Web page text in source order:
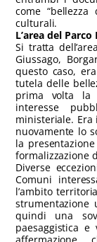
come
culturali.
L’area del
Si tratta
Giussago,
questo caso,
tutela delle
prima volta la
interesse
ministeriale. Era
nuovamente lo
la
formalizzazione
Diverse
Comuni
l’ambito
strumentazione
quindi una
paesaggistica